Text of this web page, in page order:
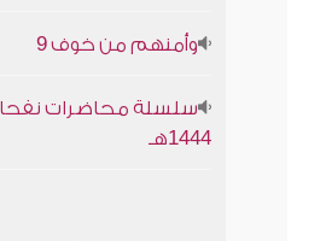
وأمنهم من خوف 9
سلسلة محاضرات
1444هـ